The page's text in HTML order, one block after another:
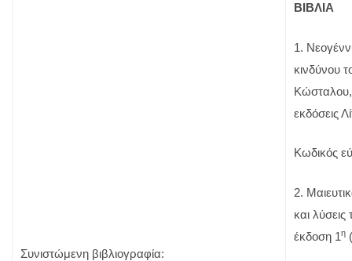
Συνιστώμενη βιβλιογραφία:
ΒΙΒΛΙΑ
1.
κινδύνου
Κώσταλου,
εκδόσεις
Κωδικός
2.
και λύσεις
έκδοση 1η